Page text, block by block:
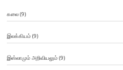
கலை(9)
இலக்கியம்(9)
இஸ்லாமும் அறிவியலும்(9)